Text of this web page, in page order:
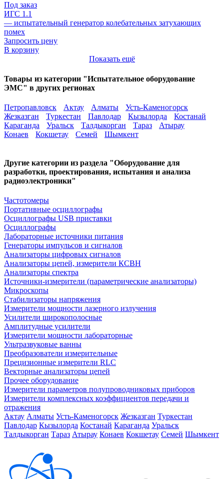
Под заказ
ИГС 1.1
— испытательный генератор колебательных затухающих
помех
Запросить цену
В корзину
Показать ещё
Товары из категории "Испытательное оборудование
ЭМС" в других регионах
Петропавловск Актау Алматы
Усть-Каменогорск
Жезказган
Туркестан Павлодар Кызылорда
Костанай
Караганда
Уральск Талдыкорган Тараз
Атырау
Конаев
Кокшетау Семей Шымкент
Другие категории из раздела "Оборудование для
разработки, проектирования, испытания и анализа
радиоэлектроники"
Частотомеры
Портативные осциллографы
Осциллографы USB приставки
Осциллографы
Лабораторные источники питания
Генераторы импульсов и сигналов
Анализаторы цифровых сигналов
Анализаторы цепей, измерители КСВН
Анализаторы спектра
Источники-измерители (параметрические анализаторы)
Микроскопы
Стабилизаторы напряжения
Измерители мощности лазерного излучения
Усилители широкополосные
Амплитудные усилители
Измерители мощности лабораторные
Ультразвуковые ванны
Преобразователи измерительные
Прецизионные измерители RLC
Векторные анализаторы цепей
Прочее оборудование
Измерители параметров полупроводниковых приборов
Измерители комплексных коэффициентов передачи и
отражения
Актау Алматы Усть-Каменогорск Жезказган Туркестан
Павлодар Кызылорда Костанай Караганда Уральск
Талдыкорган Тараз Атырау Конаев Кокшетау Семей Шымкент